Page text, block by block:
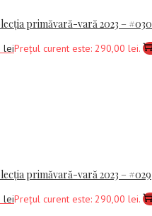
primăvară-vară 2023 – #030
leiPrețul curent este: 290,00 lei.
primăvară-vară 2023 – #029
leiPrețul curent este: 290,00 lei.